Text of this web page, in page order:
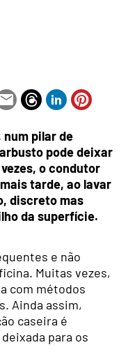
num pilar de
pode deixar
o condutor
tarde, ao lavar
discreto mas
da superfície.
e não
Muitas vezes,
com métodos
Ainda assim,
caseira é
para os